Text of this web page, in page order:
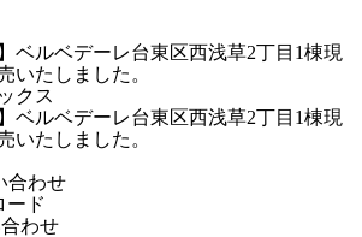
ベルベデーレ台東区西浅草2丁目1棟現
たしました。
クス
ベルベデーレ台東区西浅草2丁目1棟現
たしました。
合わせ
ード
わせ